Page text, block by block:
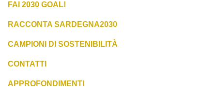
FAI 2030 GOAL!
RACCONTA SARDEGNA2030
CAMPIONI DI SOSTENIBILITÀ
CONTATTI
APPROFONDIMENTI